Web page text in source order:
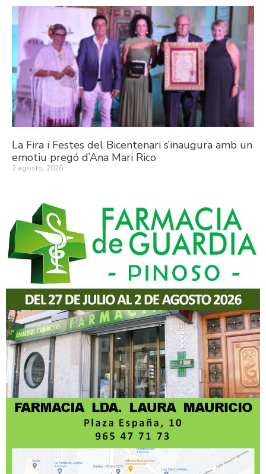
La Fira i Festes del Bicentenari s’inaugura amb un
emotiu pregó d’Ana Mari Rico
2 agosto, 2026